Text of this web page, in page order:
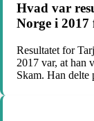
Hvad var
Norge i
Resultatet for
2017 var, at han
Skam. Han delte